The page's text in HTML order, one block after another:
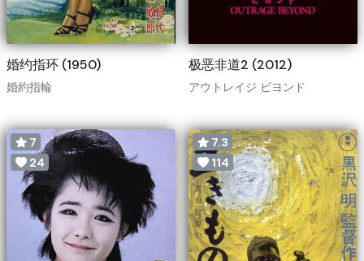
婚约指环 (1950)
婚約指輪
极恶非道2 (2012)
アウトレイジ ビヨンド
7
24
7.3
114